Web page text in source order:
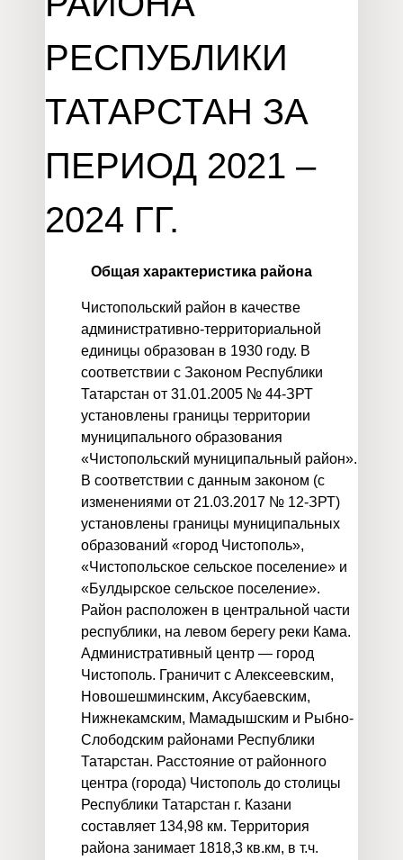
РЕСПУБЛИКИ
ТАТАРСТАН ЗА
ПЕРИОД 2021 –
2024 ГГ.
Общая характеристика района
Чистопольский район в качестве
административно-территориальной
единицы образован в 1930 году. В
соответствии с Законом Республики
Татарстан от 31.01.2005 № 44-ЗРТ
установлены границы территории
муниципального образования
«Чистопольский муниципальный район».
В соответствии с данным законом (с
изменениями от 21.03.2017 № 12-ЗРТ)
установлены границы муниципальных
образований «город Чистополь»,
«Чистопольское сельское поселение» и
«Булдырское сельское поселение».
Район расположен в центральной части
республики, на левом берегу реки Кама.
Административный центр — город
Чистополь. Граничит с Алексеевским,
Новошешминским, Аксубаевским,
Нижнекамским, Мамадышским и Рыбно-
Слободским районами Республики
Татарстан. Расстояние от районного
центра (города) Чистополь до столицы
Республики Татарстан г. Казани
составляет 134,98 км. Территория
района занимает 1818,3 кв.км, в т.ч.